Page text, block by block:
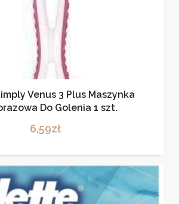
Venus 3 Plus Maszynka
Do Golenia 1 szt.
6,59zł